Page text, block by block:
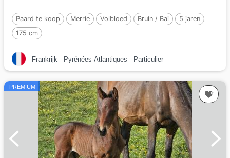
Paard te koop Merrie Volbloed Bruin / Bai
5 jaren
175 cm
Frankrijk Pyrénées-Atlantiques Particulier
PREMIUM